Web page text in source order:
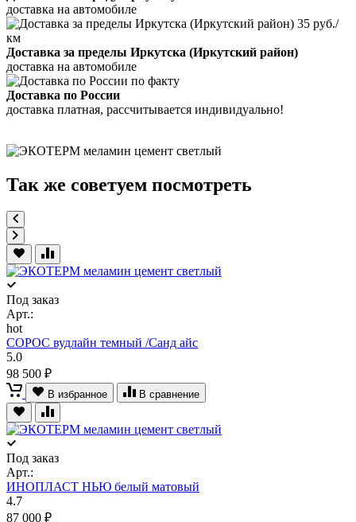
доставка на автомобиле
35 руб./
км
Доставка за пределы Иркутска (Иркутский район)
доставка на автомобиле
по факту
Доставка по России
доставка платная, рассчитывается индивидуально!
Так же советуем посмотреть
Под заказ
Арт.:
hot
СОРОС вудлайн темный /Санд айс
5.0
98 500 ₽
В избранное В сравнение
Под заказ
Арт.:
ИНОПЛАСТ НЬЮ белый матовый
4.7
87 000 ₽